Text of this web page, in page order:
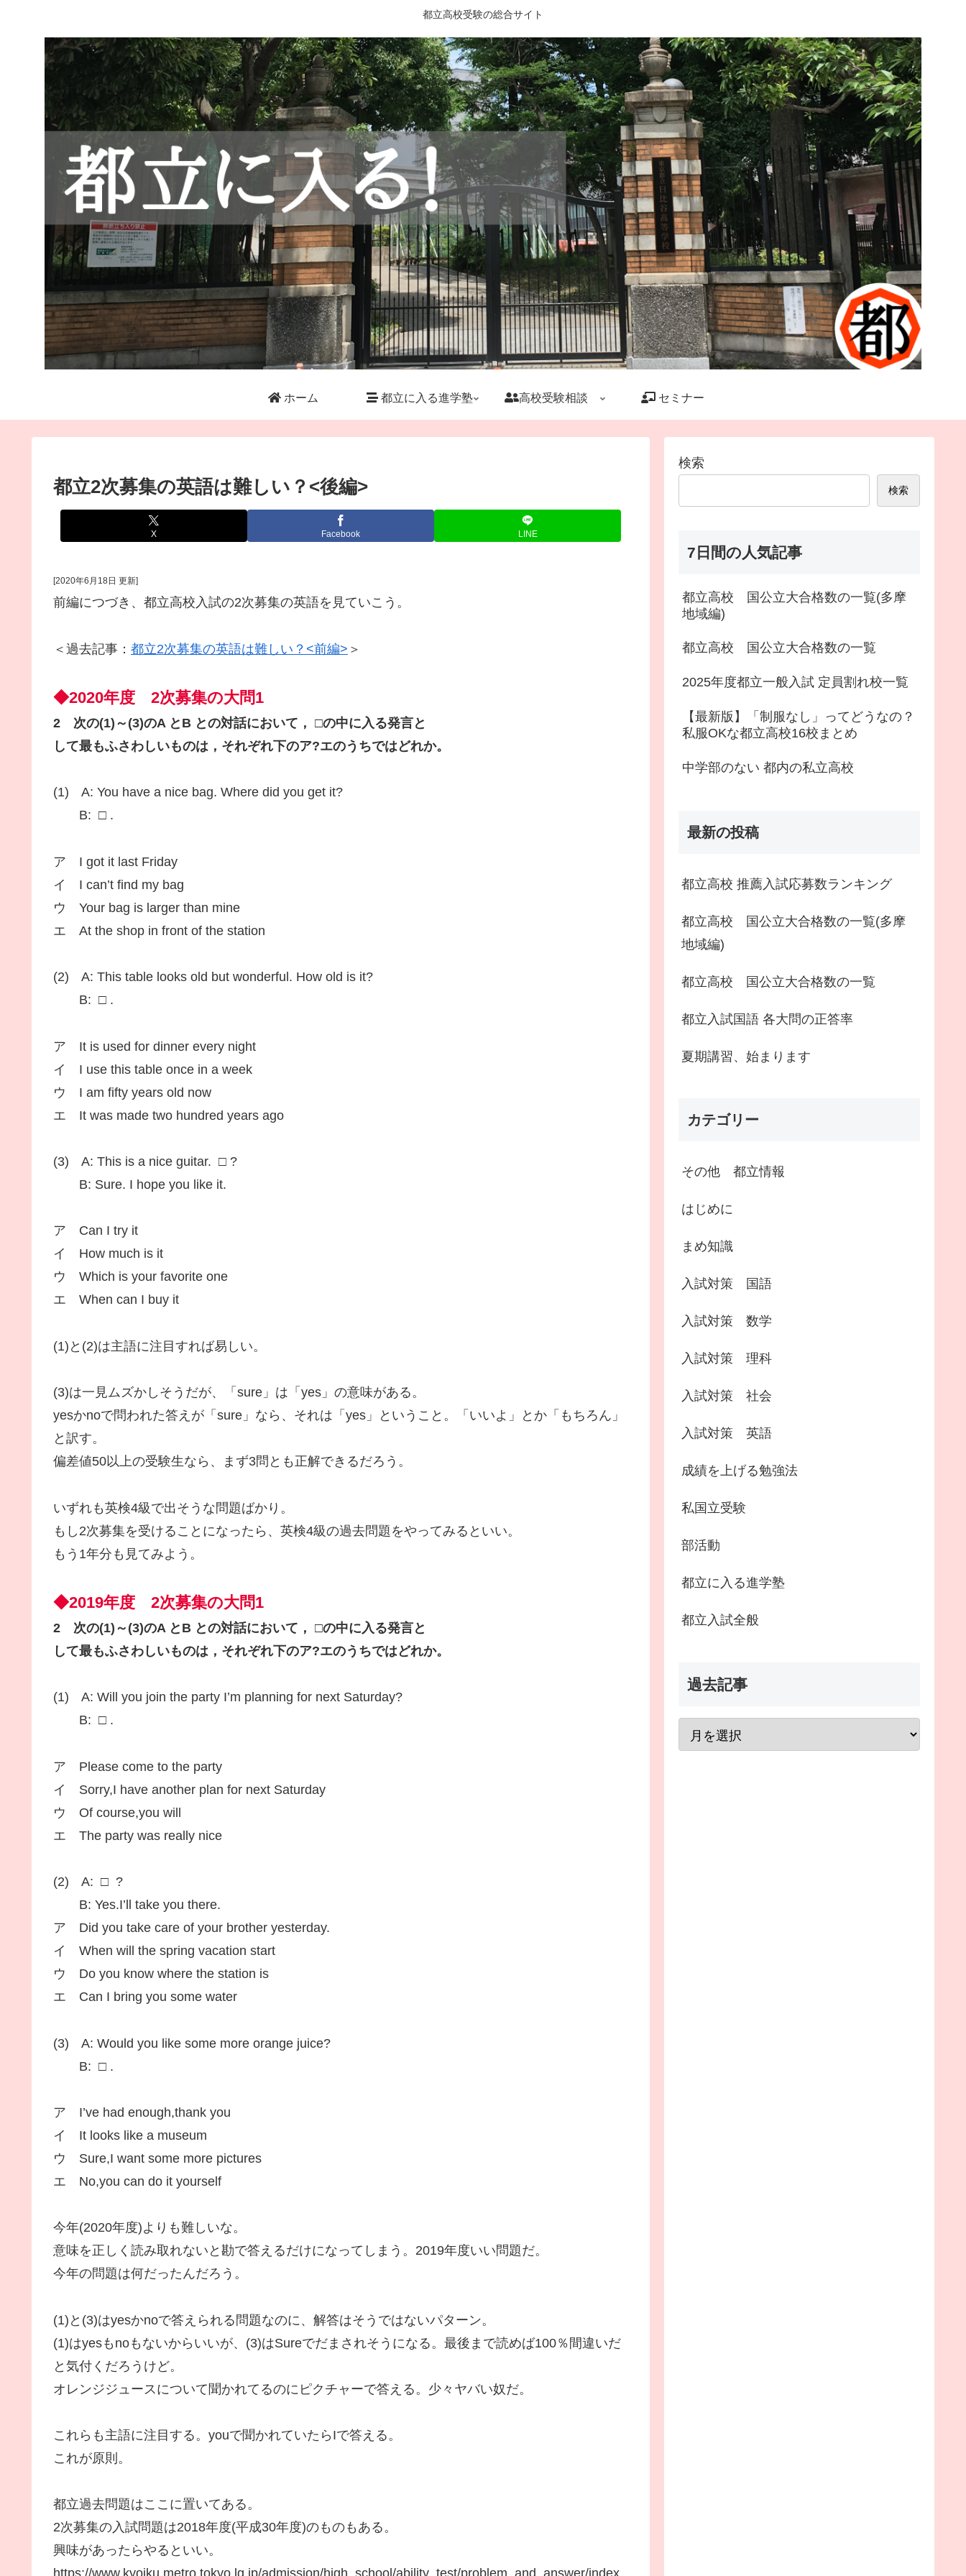
都立高校受験の総合サイト
ホーム 都立に入る進学塾 高校受験相談 セミナー
都立2次募集の英語は難しい？<後編>
X Facebook LINE
[2020年6月18日 更新]
前編につづき、都立高校入試の2次募集の英語を見ていこう。
＜過去記事： 都立2次募集の英語は難しい？<前編> ＞
◆2020年度 2次募集の大問1
2 次の(1)～(3)のA とB との対話において， □の中に入る発言と
して最もふさわしいものは，それぞれ下のア?エのうちではどれか。
(1) A: You have a nice bag. Where did you get it?
B: □ .
ア I got it last Friday
イ I can’t find my bag
ウ Your bag is larger than mine
エ At the shop in front of the station
(2) A: This table looks old but wonderful. How old is it?
B: □ .
ア It is used for dinner every night
イ I use this table once in a week
ウ I am fifty years old now
エ It was made two hundred years ago
(3) A: This is a nice guitar. □ ?
B: Sure. I hope you like it.
ア Can I try it
イ How much is it
ウ Which is your favorite one
エ When can I buy it
(1)と(2)は主語に注目すれば易しい。
(3)は一見ムズかしそうだが、「sure」は「yes」の意味がある。
yesかnoで問われた答えが「sure」なら、それは「yes」ということ。「いいよ」とか「もちろん」
と訳す。
偏差値50以上の受験生なら、まず3問とも正解できるだろう。
いずれも英検4級で出そうな問題ばかり。
もし2次募集を受けることになったら、英検4級の過去問題をやってみるといい。
もう1年分も見てみよう。
◆2019年度 2次募集の大問1
2 次の(1)～(3)のA とB との対話において， □の中に入る発言と
して最もふさわしいものは，それぞれ下のア?エのうちではどれか。
(1) A: Will you join the party I’m planning for next Saturday?
B: □ .
ア Please come to the party
イ Sorry,I have another plan for next Saturday
ウ Of course,you will
エ The party was really nice
(2) A: □ ?
B: Yes.I’ll take you there.
ア Did you take care of your brother yesterday.
イ When will the spring vacation start
ウ Do you know where the station is
エ Can I bring you some water
(3) A: Would you like some more orange juice?
B: □ .
ア I’ve had enough,thank you
イ It looks like a museum
ウ Sure,I want some more pictures
エ No,you can do it yourself
今年(2020年度)よりも難しいな。
意味を正しく読み取れないと勘で答えるだけになってしまう。2019年度いい問題だ。
今年の問題は何だったんだろう。
(1)と(3)はyesかnoで答えられる問題なのに、解答はそうではないパターン。
(1)はyesもnoもないからいいが、(3)はSureでだまされそうになる。最後まで読めば100％間違いだ
と気付くだろうけど。
オレンジジュースについて聞かれてるのにピクチャーで答える。少々ヤバい奴だ。
これらも主語に注目する。youで聞かれていたらIで答える。
これが原則。
都立過去問題はここに置いてある。
2次募集の入試問題は2018年度(平成30年度)のものもある。
興味があったらやるといい。
検索
検索
7日間の人気記事
都立高校 国公立大合格数の一覧(多摩
地域編)
都立高校 国公立大合格数の一覧
2025年度都立一般入試 定員割れ校一覧
【最新版】「制服なし」ってどうなの？
私服OKな都立高校16校まとめ
中学部のない 都内の私立高校
最新の投稿
都立高校 推薦入試応募数ランキング
都立高校 国公立大合格数の一覧(多摩
地域編)
都立高校 国公立大合格数の一覧
都立入試国語 各大問の正答率
夏期講習、始まります
カテゴリー
その他 都立情報
はじめに
まめ知識
入試対策 国語
入試対策 数学
入試対策 理科
入試対策 社会
入試対策 英語
成績を上げる勉強法
私国立受験
部活動
都立に入る進学塾
都立入試全般
過去記事